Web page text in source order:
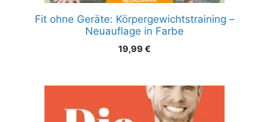
Fit ohne Geräte: Körpergewichtstraining –
Neuauflage in Farbe
19,99 €